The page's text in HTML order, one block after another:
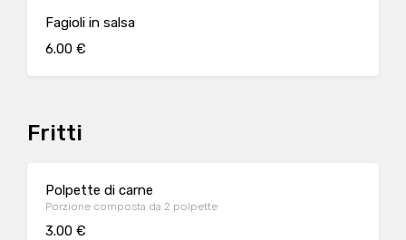
Fagioli in salsa
6.00 €
Fritti
Polpette di carne
Porzione composta da 2 polpette
3.00 €